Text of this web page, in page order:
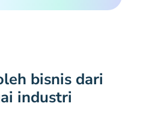
bisnis dari
industri